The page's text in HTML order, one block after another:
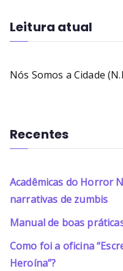
Leitura atual
Nós Somos a Cidade
Recentes
Acadêmicas do Horror
narrativas de zumbis
Manual de boas
Como foi a oficina
Heroína”?